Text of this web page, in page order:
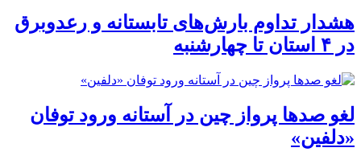
هشدار تداوم بارش‌های تابستانه و رعدوبرق
در ۴ استان تا چهارشنبه
لغو صدها پرواز چین در آستانه ورود توفان
«دلفین»